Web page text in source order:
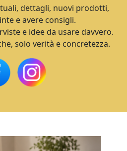
dettagli, nuovi prodotti,
e avere consigli.
e idee da usare davvero.
solo verità e concretezza.